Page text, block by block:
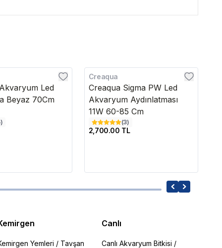
Led
Beyaz 70Cm
)
Creaqua
Creaqua Sigma PW Led
Akvaryum Aydınlatması
11W 60-85 Cm
(3)
2,700.00 TL
Yemleri / Tavşan
Canlı
Canlı Akvaryum Bitkisi /